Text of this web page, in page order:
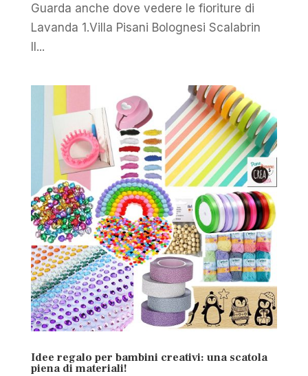
Guarda anche dove vedere le fioriture di
Lavanda 1.Villa Pisani Bolognesi Scalabrin
Il...
Idee regalo per bambini creativi: una scatola
piena di materiali!